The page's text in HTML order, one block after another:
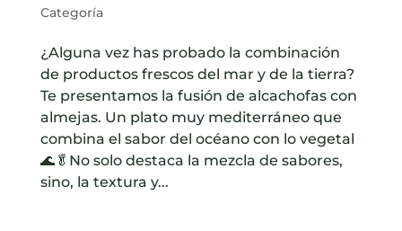
Categoría
¿Alguna vez has probado la combinación
de productos frescos del mar y de la tierra?
Te presentamos la fusión de alcachofas con
almejas. Un plato muy mediterráneo que
combina el sabor del océano con lo vegetal
🌊🥬No solo destaca la mezcla de sabores,
sino, la textura y...